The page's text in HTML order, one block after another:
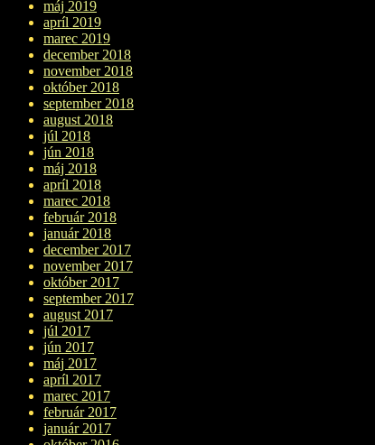
máj 2019
apríl 2019
marec 2019
december 2018
november 2018
október 2018
september 2018
august 2018
júl 2018
jún 2018
máj 2018
apríl 2018
marec 2018
február 2018
január 2018
december 2017
november 2017
október 2017
september 2017
august 2017
júl 2017
jún 2017
máj 2017
apríl 2017
marec 2017
február 2017
január 2017